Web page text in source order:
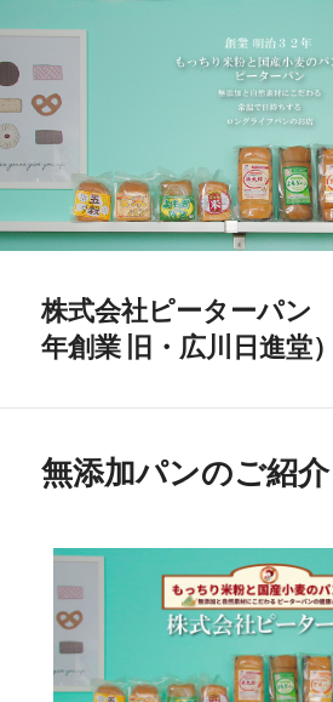
株式会社ピーターパン
年創業 旧・広川日進堂）
無添加パンのご紹介